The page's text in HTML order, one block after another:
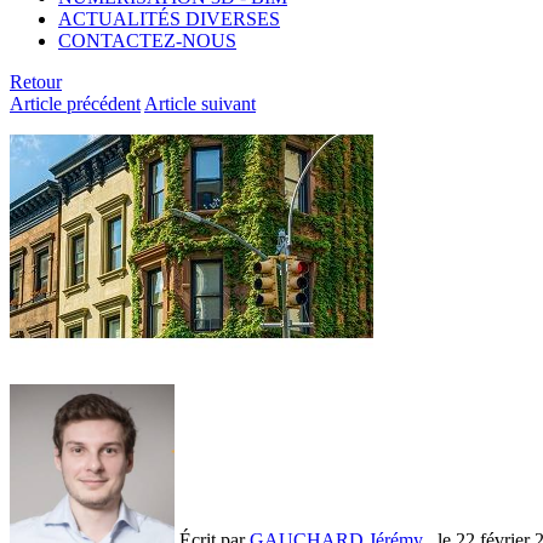
ACTUALITÉS DIVERSES
CONTACTEZ-NOUS
Retour
Article précédent Article suivant